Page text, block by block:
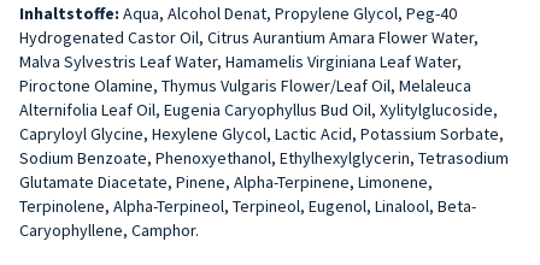
Inhaltstoffe: Aqua, Alcohol Denat, Propylene Glycol, Peg-40
Hydrogenated Castor Oil, Citrus Aurantium Amara Flower Water,
Malva Sylvestris Leaf Water, Hamamelis Virginiana Leaf Water,
Piroctone Olamine, Thymus Vulgaris Flower/Leaf Oil, Melaleuca
Alternifolia Leaf Oil, Eugenia Caryophyllus Bud Oil, Xylitylglucoside,
Capryloyl Glycine, Hexylene Glycol, Lactic Acid, Potassium Sorbate,
Sodium Benzoate, Phenoxyethanol, Ethylhexylglycerin, Tetrasodium
Glutamate Diacetate, Pinene, Alpha-Terpinene, Limonene,
Terpinolene, Alpha-Terpineol, Terpineol, Eugenol, Linalool, Beta-
Caryophyllene, Camphor.